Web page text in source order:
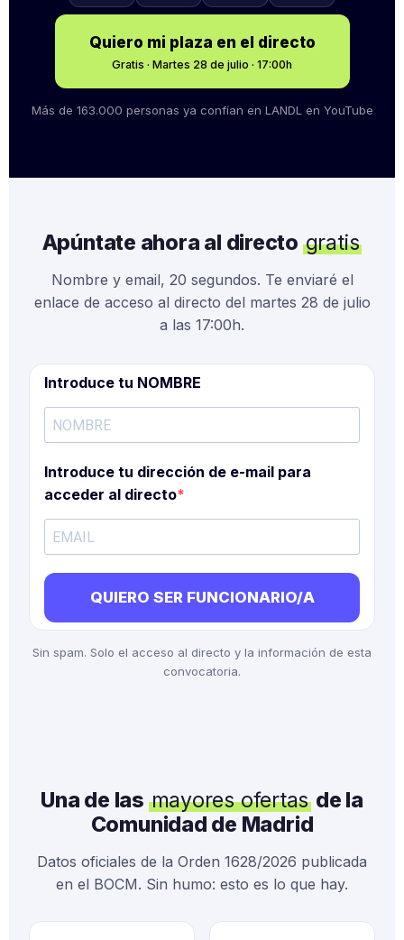
Quiero mi plaza en el directo
Gratis · Martes 28 de julio · 17:00h
Más de 163.000 personas ya confían en LANDL en YouTube
Apúntate ahora al directo gratis
Nombre y email, 20 segundos. Te enviaré el
enlace de acceso al directo del martes 28 de julio
a las 17:00h.
Introduce tu NOMBRE
Introduce tu dirección de e-mail para
acceder al directo
QUIERO SER FUNCIONARIO/A
Sin spam. Solo el acceso al directo y la información de esta
convocatoria.
Una de las mayores ofertas de la
Comunidad de Madrid
Datos oficiales de la Orden 1628/2026 publicada
en el BOCM. Sin humo: esto es lo que hay.